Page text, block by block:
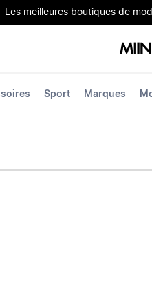
Les meilleures boutiques de
Sport Marques